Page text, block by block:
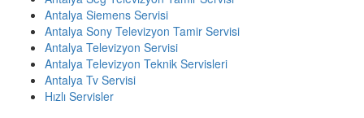
Antalya Siemens Servisi
Antalya Sony Televizyon Tamir Servisi
Antalya Televizyon Servisi
Antalya Televizyon Teknik Servisleri
Antalya Tv Servisi
Hızlı Servisler